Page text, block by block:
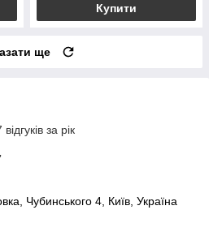
Купити
ще
за рік
Чубинського 4, Київ, Україна